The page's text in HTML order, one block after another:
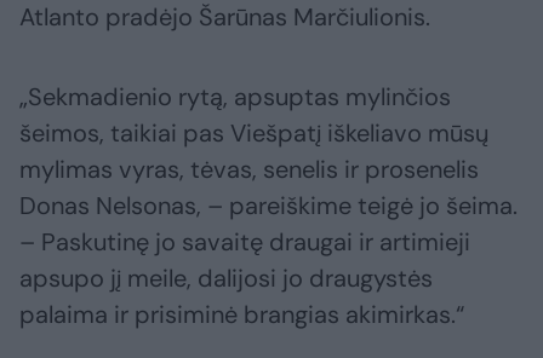
Atlanto pradėjo Šarūnas Marčiulionis.
„Sekmadienio rytą, apsuptas mylinčios
šeimos, taikiai pas Viešpatį iškeliavo mūsų
mylimas vyras, tėvas, senelis ir prosenelis
Donas Nelsonas, – pareiškime teigė jo šeima.
– Paskutinę jo savaitę draugai ir artimieji
apsupo jį meile, dalijosi jo draugystės
palaima ir prisiminė brangias akimirkas.“